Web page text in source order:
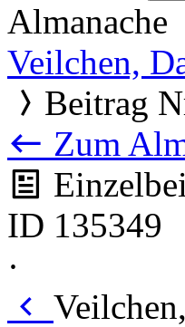
Almanache
Veilchen,
Beitrag
Zum
ID 135349
·